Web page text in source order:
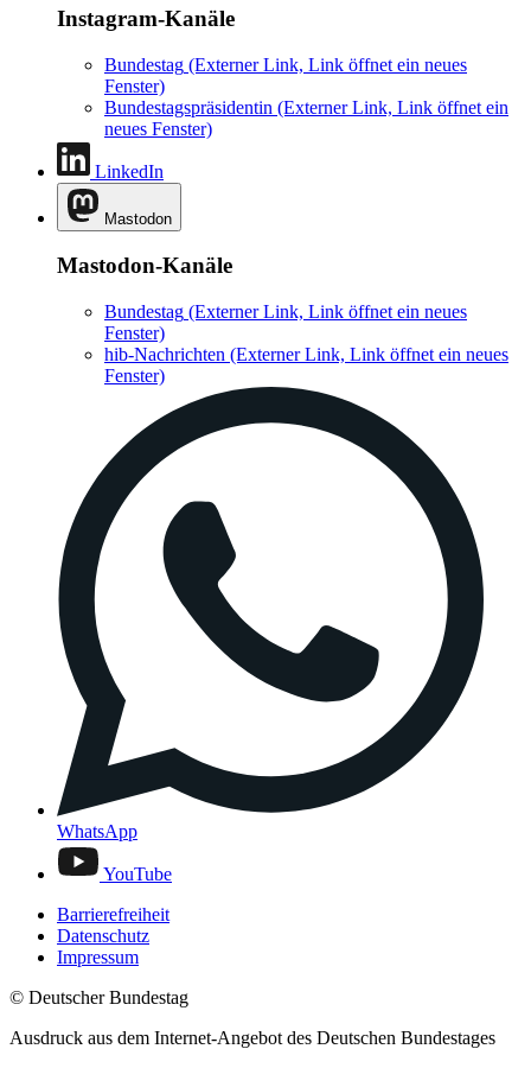
Instagram-Kanäle
Bundestag (Externer Link, Link öffnet ein neues
Fenster)
Bundestagspräsidentin (Externer Link, Link öffnet ein
neues Fenster)
LinkedIn
Mastodon
Mastodon-Kanäle
Bundestag (Externer Link, Link öffnet ein neues
Fenster)
hib-Nachrichten (Externer Link, Link öffnet ein neues
Fenster)
WhatsApp
YouTube
Barrierefreiheit
Datenschutz
Impressum
© Deutscher Bundestag
Ausdruck aus dem Internet-Angebot des Deutschen Bundestages